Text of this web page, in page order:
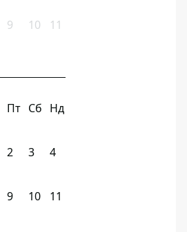
9 10 11
Пт Сб Нд
2 3 4
9 10 11